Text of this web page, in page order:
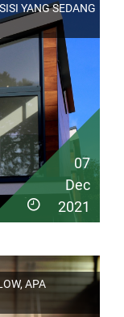
YANG SEDANG
07
Dec
2021
APA